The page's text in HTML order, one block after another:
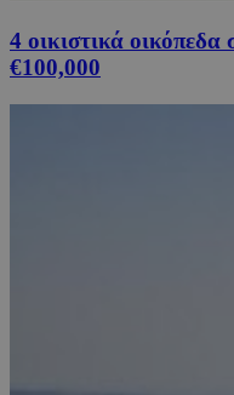
4 οικιστικά
€100,000